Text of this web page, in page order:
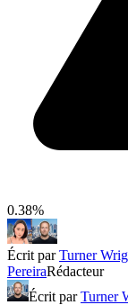
0.38%
Écrit parTurner
PereiraRédacteur
Écrit parTurner